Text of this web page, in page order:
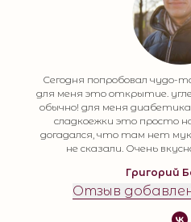
Сегодня попробовал чудо-
для меня это открытие.
обычно! для меня
сладкоежки это просто
догадался, что там нет
не сказали. Очень
Григорий
Отзыв